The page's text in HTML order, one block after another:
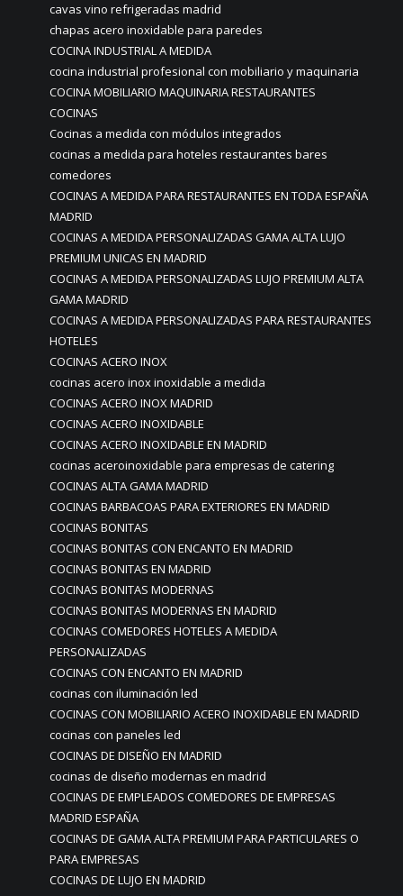
cavas vino refrigeradas madrid
chapas acero inoxidable para paredes
COCINA INDUSTRIAL A MEDIDA
cocina industrial profesional con mobiliario y maquinaria
COCINA MOBILIARIO MAQUINARIA RESTAURANTES
COCINAS
Cocinas a medida con módulos integrados
cocinas a medida para hoteles restaurantes bares
comedores
COCINAS A MEDIDA PARA RESTAURANTES EN TODA ESPAÑA
MADRID
COCINAS A MEDIDA PERSONALIZADAS GAMA ALTA LUJO
PREMIUM UNICAS EN MADRID
COCINAS A MEDIDA PERSONALIZADAS LUJO PREMIUM ALTA
GAMA MADRID
COCINAS A MEDIDA PERSONALIZADAS PARA RESTAURANTES
HOTELES
COCINAS ACERO INOX
cocinas acero inox inoxidable a medida
COCINAS ACERO INOX MADRID
COCINAS ACERO INOXIDABLE
COCINAS ACERO INOXIDABLE EN MADRID
cocinas aceroinoxidable para empresas de catering
COCINAS ALTA GAMA MADRID
COCINAS BARBACOAS PARA EXTERIORES EN MADRID
COCINAS BONITAS
COCINAS BONITAS CON ENCANTO EN MADRID
COCINAS BONITAS EN MADRID
COCINAS BONITAS MODERNAS
COCINAS BONITAS MODERNAS EN MADRID
COCINAS COMEDORES HOTELES A MEDIDA
PERSONALIZADAS
COCINAS CON ENCANTO EN MADRID
cocinas con iluminación led
COCINAS CON MOBILIARIO ACERO INOXIDABLE EN MADRID
cocinas con paneles led
COCINAS DE DISEÑO EN MADRID
cocinas de diseño modernas en madrid
COCINAS DE EMPLEADOS COMEDORES DE EMPRESAS
MADRID ESPAÑA
COCINAS DE GAMA ALTA PREMIUM PARA PARTICULARES O
PARA EMPRESAS
COCINAS DE LUJO EN MADRID